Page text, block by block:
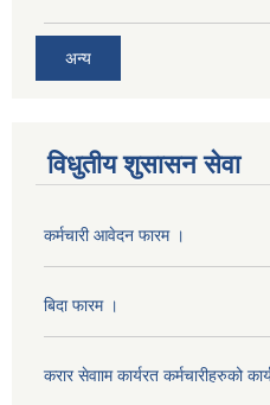
अन्य
विधुतीय शुसासन सेवा
कर्मचारी आवेदन फारम ।
बिदा फारम ।
करार सेवााम कार्यरत कर्मचारीहरुको